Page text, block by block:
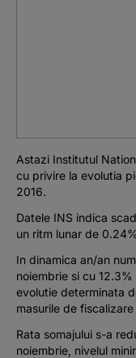
Pentru
Banking, pe
Astazi Institutul
cu privire la evolutia
2016.
Datele INS indica
un ritm lunar de
In dinamica an/an
noiembrie si cu
evolutie determinata
masurile de
Rata somajului s-a
noiembrie, nivelul